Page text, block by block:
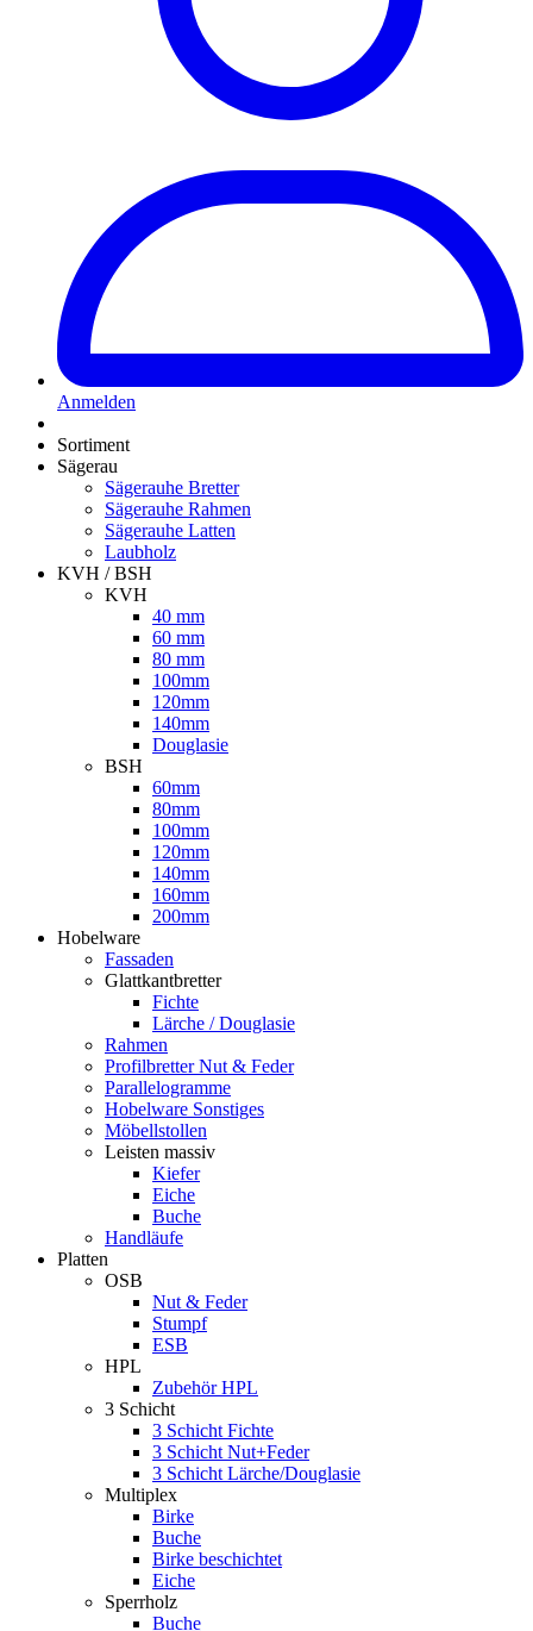
Anmelden
Sortiment
Sägerau
Sägerauhe Bretter
Sägerauhe Rahmen
Sägerauhe Latten
Laubholz
KVH / BSH
KVH
40 mm
60 mm
80 mm
100mm
120mm
140mm
Douglasie
BSH
60mm
80mm
100mm
120mm
140mm
160mm
200mm
Hobelware
Fassaden
Glattkantbretter
Fichte
Lärche / Douglasie
Rahmen
Profilbretter Nut & Feder
Parallelogramme
Hobelware Sonstiges
Möbellstollen
Leisten massiv
Kiefer
Eiche
Buche
Handläufe
Platten
OSB
Nut & Feder
Stumpf
ESB
HPL
Zubehör HPL
3 Schicht
3 Schicht Fichte
3 Schicht Nut+Feder
3 Schicht Lärche/Douglasie
Multiplex
Birke
Buche
Birke beschichtet
Eiche
Sperrholz
Buche